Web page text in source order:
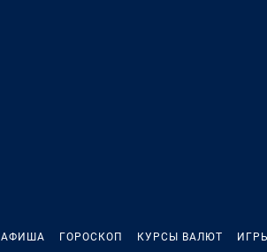
АФИША ГОРОСКОП КУРСЫ ВАЛЮТ ИГРЫ